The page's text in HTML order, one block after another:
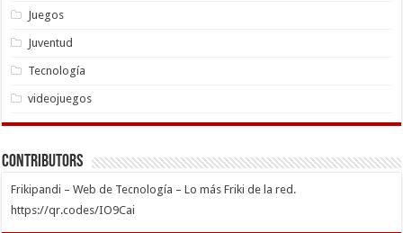
Juegos
Juventud
Tecnología
videojuegos
Contributors
Frikipandi – Web de Tecnología – Lo más Friki de la red.
https://qr.codes/IO9Cai